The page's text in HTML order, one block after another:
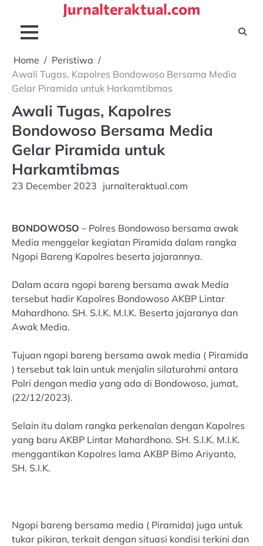
content
Jurnalteraktual.com
Home
Peristiwa
Awali Tugas, Kapolres Bondowoso Bersama Media
Gelar Piramida untuk Harkamtibmas
Awali Tugas, Kapolres
Bondowoso Bersama Media
Gelar Piramida untuk
Harkamtibmas
23 December 2023 jurnalteraktual.com
BONDOWOSO – Polres Bondowoso bersama awak
Media menggelar kegiatan Piramida dalam rangka
Ngopi Bareng Kapolres beserta jajarannya.
Dalam acara ngopi bareng bersama awak Media
tersebut hadir Kapolres Bondowoso AKBP Lintar
Mahardhono. SH. S.I.K. M.I.K. Beserta jajaranya dan
Awak Media.
Tujuan ngopi bareng bersama awak media ( Piramida
) tersebut tak lain untuk menjalin silaturahmi antara
Polri dengan media yang ada di Bondowoso, jumat,
(22/12/2023).
Selain itu dalam rangka perkenalan dengan Kapolres
yang baru AKBP Lintar Mahardhono. SH. S.I.K. M.I.K.
menggantikan Kapolres lama AKBP Bimo Ariyanto,
SH. S.I.K.
Ngopi bareng bersama media ( Piramida) juga untuk
tukar pikiran, terkait dengan situasi kondisi terkini dan